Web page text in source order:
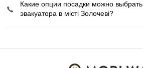
Какие опции посадки можно выбрать
эвакуатора в місті Золочеві?